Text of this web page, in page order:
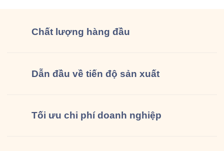
Chất lượng hàng đầu
Dẫn đầu về tiến độ sản xuất
Tối ưu chi phí doanh nghiệp